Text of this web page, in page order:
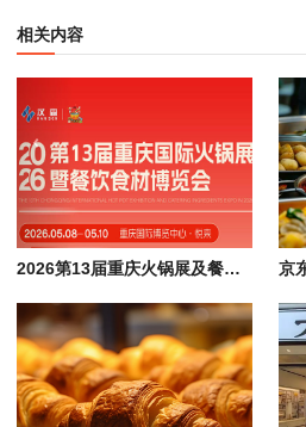
相关内容
2026第13届重庆火锅展及餐饮食材博览会，打造火锅产业供应链一站式平台